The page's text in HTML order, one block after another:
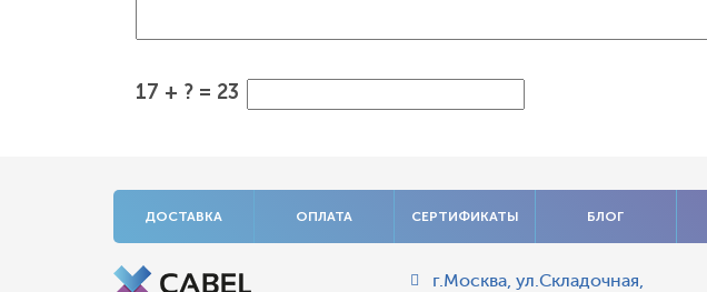
17 + ? = 23
ДОСТАВКА ОПЛАТА СЕРТИФИКАТЫ БЛОГ
г.Москва,ул.Складочная,